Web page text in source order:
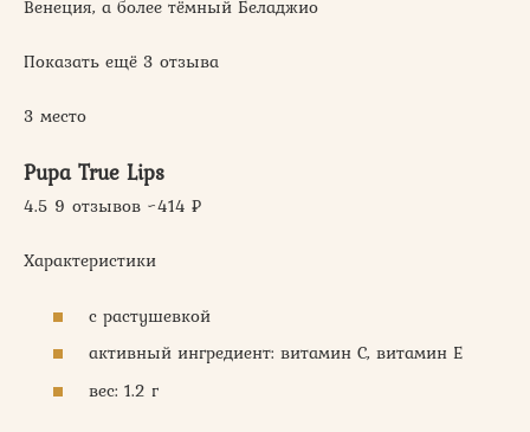
Венеция, а более тёмный Беладжио
Показать ещё 3 отзыва
3 место
Pupa True Lips
4.5 9 отзывов ~414 ₽
Характеристики
с растушевкой
активный ингредиент: витамин C, витамин E
вес: 1.2 г